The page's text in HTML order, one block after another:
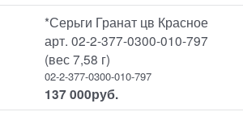
*Серьги Гранат цв Красное
арт. 02-2-377-0300-010-797
(вес 7,58 г)
02-2-377-0300-010-797
137 000руб.